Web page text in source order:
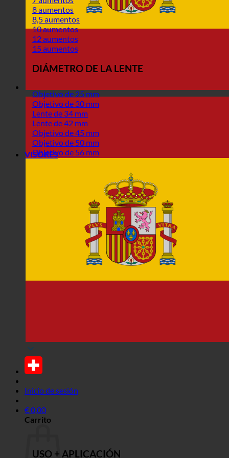
Inicio de sesión
€0,00
Carrito
8 aumentos
8,5 aumentos
10 aumentos
12 aumentos
15 aumentos
DIÁMETRO DE LA LENTE
Objetivo de 25 mm
Objetivo de 30 mm
Lente de 34 mm
Lente de 42 mm
Objetivo de 45 mm
Objetivo de 50 mm
Objetivo de 56 mm
VISORES
USO + APLICACIÓN